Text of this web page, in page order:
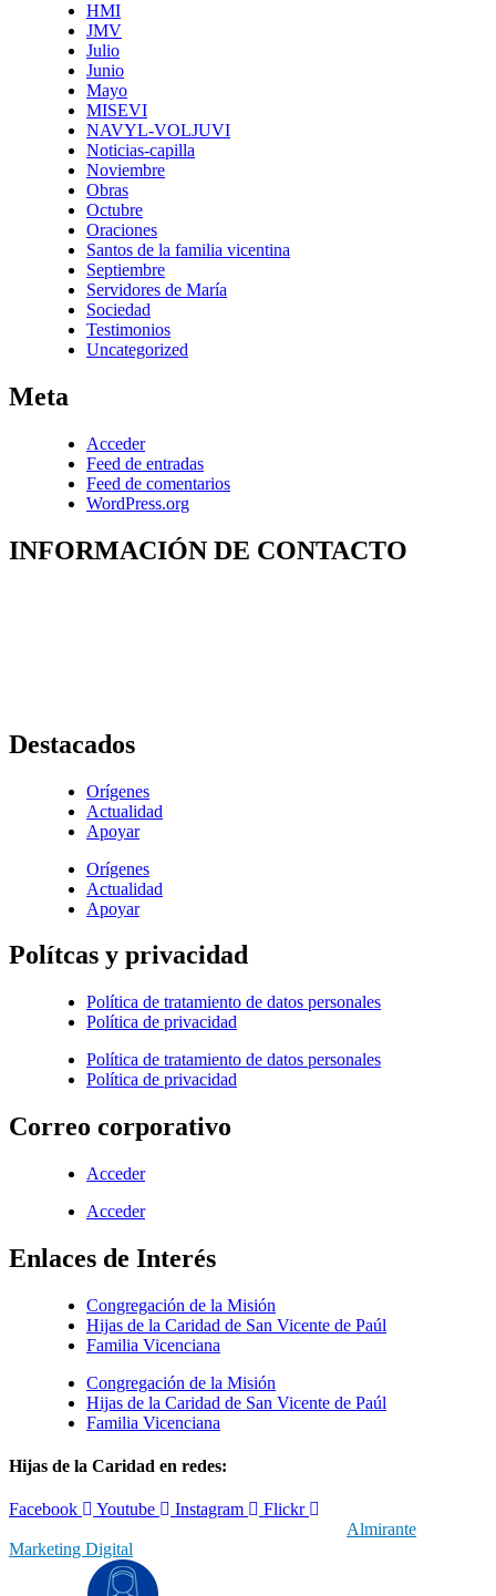
HMI
JMV
Julio
Junio
Mayo
MISEVI
NAVYL-VOLJUVI
Noticias-capilla
Noviembre
Obras
Octubre
Oraciones
Santos de la familia vicentina
Septiembre
Servidores de María
Sociedad
Testimonios
Uncategorized
Meta
Acceder
Feed de entradas
Feed de comentarios
WordPress.org
INFORMACIÓN DE CONTACTO
Destacados
Orígenes
Actualidad
Apoyar
Orígenes
Actualidad
Apoyar
Polítcas y privacidad
Política de tratamiento de datos personales
Política de privacidad
Política de tratamiento de datos personales
Política de privacidad
Correo corporativo
Acceder
Acceder
Enlaces de Interés
Congregación de la Misión
Hijas de la Caridad de San Vicente de Paúl
Familia Vicenciana
Congregación de la Misión
Hijas de la Caridad de San Vicente de Paúl
Familia Vicenciana
Hijas de la Caridad en redes:
Facebook Youtube Instagram
Flickr
Almirante
Marketing Digital